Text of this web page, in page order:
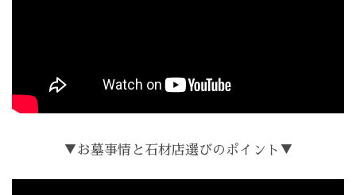
▼お墓事情と石材店選びのポイント▼